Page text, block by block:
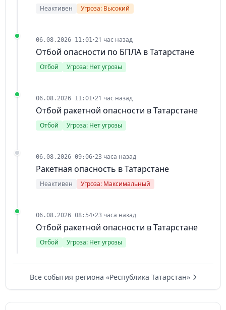
Неактивен Угроза: Высокий
06.08.2026 11:01•21 час назад
Отбой опасности по БПЛА в Татарстане
Отбой Угроза: Нет угрозы
06.08.2026 11:01•21 час назад
Отбой ракетной опасности в Татарстане
Отбой Угроза: Нет угрозы
06.08.2026 09:06•23 часа назад
Ракетная опасность в Татарстане
Неактивен Угроза: Максимальный
06.08.2026 08:54•23 часа назад
Отбой ракетной опасности в Татарстане
Отбой Угроза: Нет угрозы
Все события региона «Республика Татарстан»